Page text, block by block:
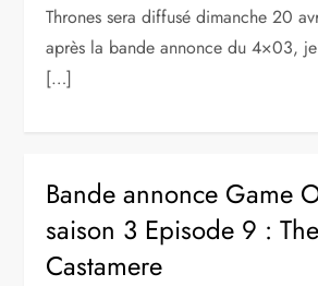
Thrones sera diffusé dimanche 20
après la bande annonce du 4×03,
[…]
Bande annonce Game
saison 3 Episode 9 :
Castamere